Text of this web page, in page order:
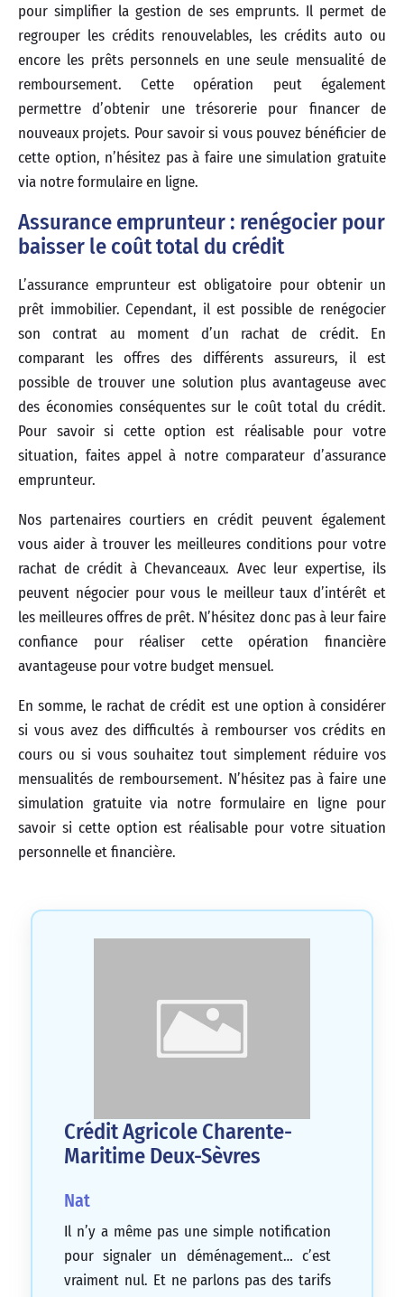
pour simplifier la gestion de ses emprunts. Il permet de
regrouper les crédits renouvelables, les crédits auto ou
encore les prêts personnels en une seule mensualité de
remboursement. Cette opération peut également
permettre d’obtenir une trésorerie pour financer de
nouveaux projets. Pour savoir si vous pouvez bénéficier de
cette option, n’hésitez pas à faire une simulation gratuite
via notre formulaire en ligne.
Assurance emprunteur : renégocier pour
baisser le coût total du crédit
L’assurance emprunteur est obligatoire pour obtenir un
prêt immobilier. Cependant, il est possible de renégocier
son contrat au moment d’un rachat de crédit. En
comparant les offres des différents assureurs, il est
possible de trouver une solution plus avantageuse avec
des économies conséquentes sur le coût total du crédit.
Pour savoir si cette option est réalisable pour votre
situation, faites appel à notre comparateur d’assurance
emprunteur.
Nos partenaires courtiers en crédit peuvent également
vous aider à trouver les meilleures conditions pour votre
rachat de crédit à Chevanceaux. Avec leur expertise, ils
peuvent négocier pour vous le meilleur taux d’intérêt et
les meilleures offres de prêt. N’hésitez donc pas à leur faire
confiance pour réaliser cette opération financière
avantageuse pour votre budget mensuel.
En somme, le rachat de crédit est une option à considérer
si vous avez des difficultés à rembourser vos crédits en
cours ou si vous souhaitez tout simplement réduire vos
mensualités de remboursement. N’hésitez pas à faire une
simulation gratuite via notre formulaire en ligne pour
savoir si cette option est réalisable pour votre situation
personnelle et financière.
Crédit Agricole Charente-
Maritime Deux-Sèvres
Nat
Il n’y a même pas une simple notification
pour signaler un déménagement… c’est
vraiment nul. Et ne parlons pas des tarifs